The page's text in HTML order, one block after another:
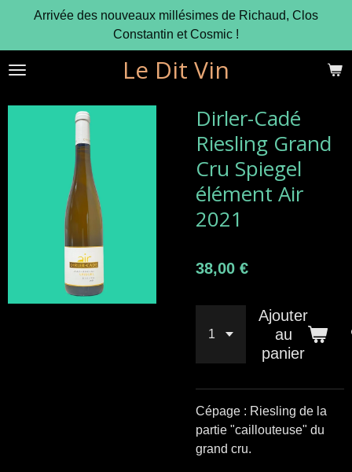
Passer
contenu
principal
Le Dit Vin
Arrivée des nouveaux millésimes de Richaud, Clos
Constantin et Cosmic !
Dirler-Cadé
Riesling Grand
Cru Spiegel
élément Air
2021
38,00 €
Ajouter
au
panier
Cépage : Riesling de la
partie "caillouteuse" du
grand cru.